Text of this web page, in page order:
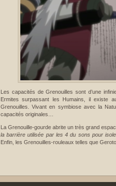
Les capacités de Grenouilles sont d’une
Ermites surpassant les Humains, il existe
Grenouilles. Vivant en symbiose avec la
capacités originales…
La Grenouille-gourde abrite un très grand
la barrière utilisée par les 4 du sons pour
Enfin, les Grenouilles-rouleaux telles que